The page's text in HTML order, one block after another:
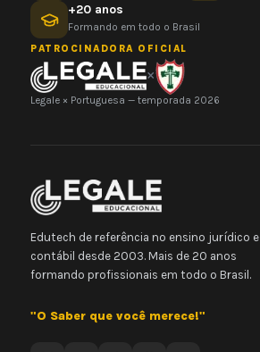
+20 anos
Formando em todo o Brasil
PATROCINADORA OFICIAL
×
Legale × Portuguesa — temporada 2026
Edutech de referência no ensino jurídico e
contábil desde 2003. Mais de 20 anos
formando profissionais em todo o Brasil.
"O Saber que você merece!"